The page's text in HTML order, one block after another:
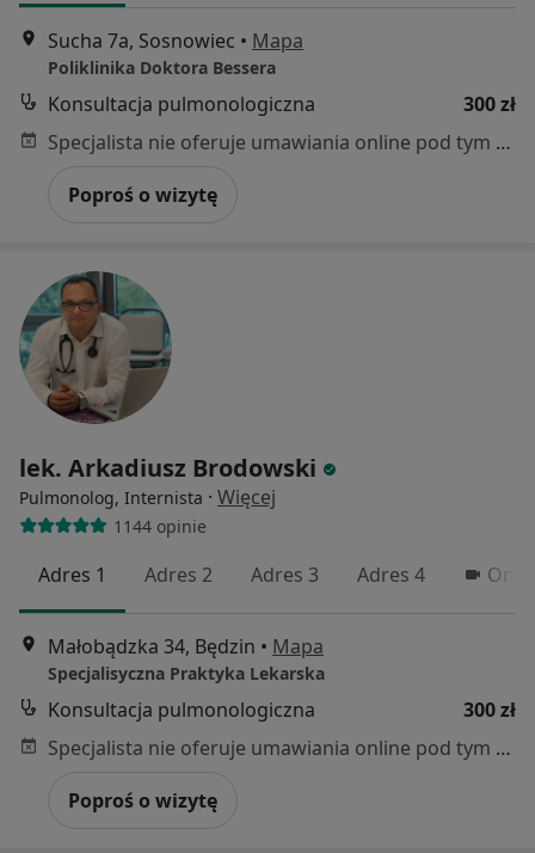
Sucha 7a, Sosnowiec • Mapa
Poliklinika Doktora Bessera
Konsultacja pulmonologiczna
300 zł
Specjalista nie oferuje umawiania online pod tym adresem.
Poproś o wizytę
lek. Arkadiusz Brodowski
Pulmonolog, Internista · Więcej
1144 opinie
Adres 1 Adres 2 Adres 3 Adres 4
Małobądzka 34, Będzin • Mapa
Specjalisyczna Praktyka Lekarska
Konsultacja pulmonologiczna
300 zł
Specjalista nie oferuje umawiania online pod tym adresem.
Poproś o wizytę